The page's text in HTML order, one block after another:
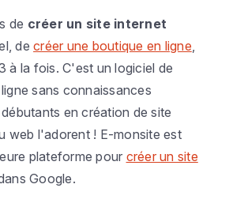
de créer un site internet
decréer une boutique en ligne,
à la fois. C'est un logiciel de
sans connaissances
en création de site
web l'adorent ! E-monsite est
plateforme pour créer un site
Google.